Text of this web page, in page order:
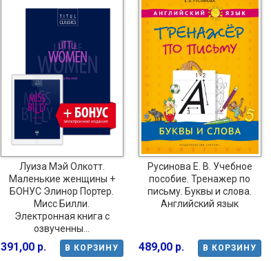
Луиза Мэй Олкотт.
Маленькие женщины +
БОНУС Элинор Портер.
Мисс Билли.
Электронная книга с
озвученны...
В КОРЗИНУ
391,00 р.
Русинова Е. В. Учебное
пособие. Тренажер по
письму. Буквы и слова.
Английский язык
В КОРЗИНУ
489,00 р.